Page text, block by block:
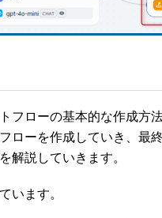
ローの基本的な作成方
ローを作成していき、最
解説していきます。
います。